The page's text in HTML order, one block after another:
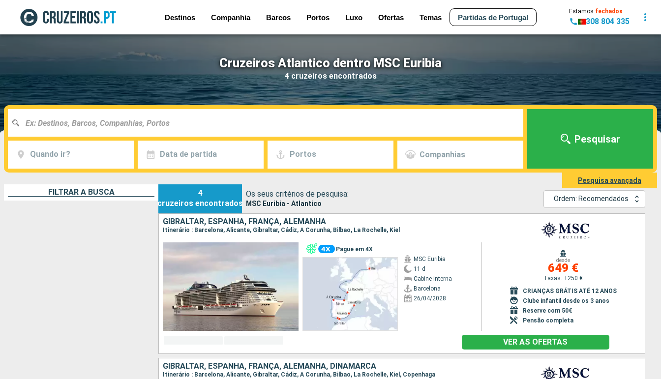
Destinos Companhia Barcos Portos Luxo Ofertas Temas Partidas de Portugal
Estamos fechados
308 804 335
Cruzeiros Atlantico dentro MSC Euribia
4 cruzeiros encontrados
Quando ir? Data de partida Portos Companhias
Pesquisar
Pesquisa avançada
FILTRAR A BUSCA
4
cruzeiros encontrados
Os seus critérios de pesquisa:
MSC Euribia - Atlantico
Ordem: Recomendados
GIBRALTAR, ESPANHA, FRANÇA, ALEMANHA
Itinerário : Barcelona, Alicante, Gibraltar, Cádiz, A Corunha, Bilbao, La Rochelle, Kiel
Pague em 4X
MSC Euribia
11 d
Cabine interna
Barcelona
26/04/2028
desde
649 €
Taxas: +250 €
CRIANÇAS GRÁTIS ATÉ 12 ANOS
Clube infantil desde os 3 anos
Reserve com 50€
Pensão completa
VER AS OFERTAS
GIBRALTAR, ESPANHA, FRANÇA, ALEMANHA, DINAMARCA
Itinerário : Barcelona, Alicante, Gibraltar, Cádiz, A Corunha, Bilbao, La Rochelle, Kiel, Copenhaga